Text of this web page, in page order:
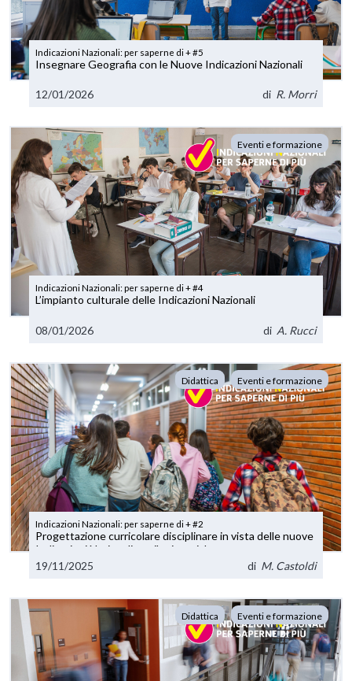
Indicazioni Nazionali: per saperne di + #5
Insegnare Geografia con le Nuove Indicazioni Nazionali
12/01/2026 di R. Morri
Eventi e formazione
Indicazioni Nazionali: per saperne di + #4
L’impianto culturale delle Indicazioni Nazionali
08/01/2026 di A. Rucci
Didattica Eventi e formazione
Indicazioni Nazionali: per saperne di + #2
Progettazione curricolare disciplinare in vista delle nuove
Indicazioni Nazionali per il primo ciclo
19/11/2025
di M. Castoldi
Didattica Eventi e formazione